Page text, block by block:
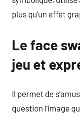
plus qu’un effet
Le face
jeu et
Il permet de
question l’image